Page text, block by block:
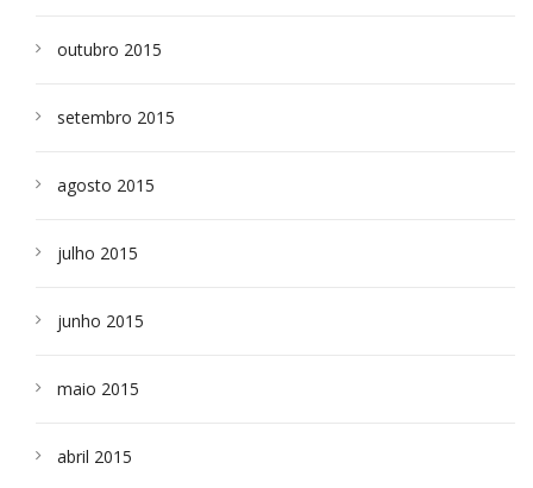
outubro 2015
setembro 2015
agosto 2015
julho 2015
junho 2015
maio 2015
abril 2015